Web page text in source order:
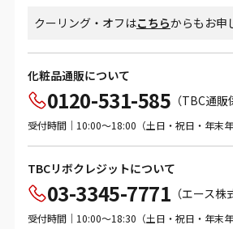
クーリング・オフはこちらからもお申
化粧品通販について
0120-531-585 （TBC通販
受付時間｜10:00～18:00（土日・祝日・年末年
TBCリボクレジットについて
03-3345-7771 （エース株
受付時間｜10:00～18:30（土日・祝日・年末年